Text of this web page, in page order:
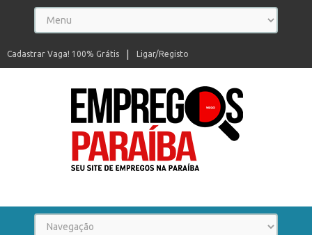
Ligar/Registo
Cadastrar Vaga! 100% Grátis